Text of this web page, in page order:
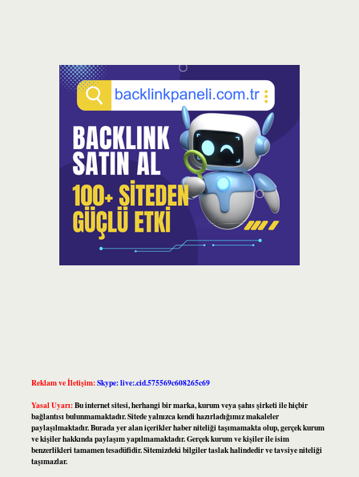
Reklam ve İletişim:Skype: live:.cid.575569c608265c69
Yasal Uyarı:Bu internet sitesi, herhangi bir marka, kurum veya şahıs şirketi ile hiçbir
bağlantısı bulunmamaktadır. Sitede yalnızca kendi hazırladığımız makaleler
paylaşılmaktadır. Burada yer alan içerikler haber niteliği taşımamakta olup, gerçek kurum
ve kişiler hakkında paylaşım yapılmamaktadır. Gerçek kurum ve kişiler ile isim
benzerlikleri tamamen tesadüfidir. Sitemizdeki bilgiler taslak halindedir ve tavsiye niteliği
taşımazlar.